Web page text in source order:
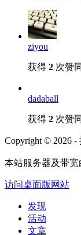
ziyou
获得 2 次赞
dadaball
获得 2 次赞
Copyright © 2026
本站服务器及带宽
访问桌面版网站
发现
活动
文章